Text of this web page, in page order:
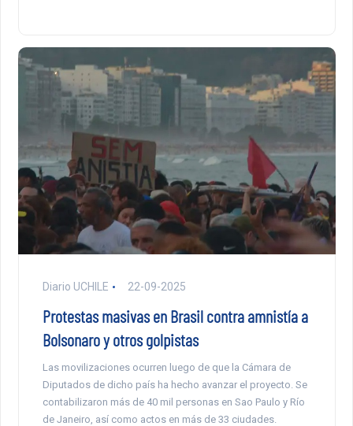
Diario UCHILE 22-09-2025
Protestas masivas en Brasil contra amnistía a
Bolsonaro y otros golpistas
Las movilizaciones ocurren luego de que la Cámara de
Diputados de dicho país ha hecho avanzar el proyecto. Se
contabilizaron más de 40 mil personas en Sao Paulo y Río
de Janeiro, así como actos en más de 33 ciudades.